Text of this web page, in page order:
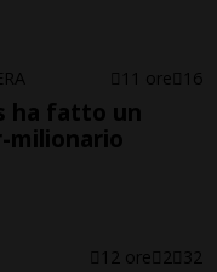
11 ore 16
ha fatto un
milionario
12 ore 2 32